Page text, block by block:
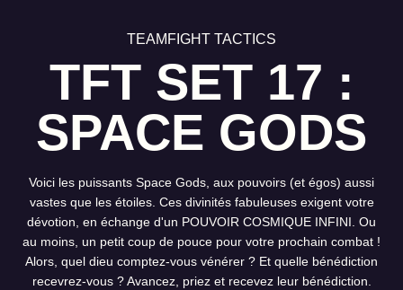
TEAMFIGHT TACTICS
TFT SET 17 :
SPACE GODS
Voici les puissants Space Gods, aux pouvoirs (et égos) aussi
vastes que les étoiles. Ces divinités fabuleuses exigent votre
dévotion, en échange d'un POUVOIR COSMIQUE INFINI. Ou
au moins, un petit coup de pouce pour votre prochain combat !
Alors, quel dieu comptez-vous vénérer ? Et quelle bénédiction
recevrez-vous ? Avancez, priez et recevez leur bénédiction.